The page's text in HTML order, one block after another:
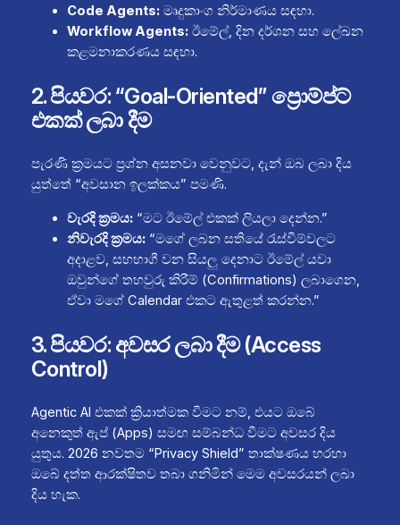
Code Agents:මෘදුකාංග නිර්මාණය සඳහා.
Workflow Agents:ඊමේල්, දින දර්ශන සහ ලේඛන
කළමනාකරණය සඳහා.
2. පියවර: “Goal-Oriented” ප්‍රොම්ප්ට්
එකක් ලබා දීම
පැරණි ක්‍රමයට ප්‍රශ්න අසනවා වෙනුවට, දැන් ඔබ ලබා දිය
යුත්තේ “අවසාන ඉලක්කය” පමණි.
වැරදි ක්‍රමය:“මට ඊමේල් එකක් ලියලා දෙන්න.”
නිවැරදි ක්‍රමය:“මගේ ලබන සතියේ රැස්වීම්වලට
අදාළව, සහභාගී වන සියලු දෙනාට ඊමේල් යවා
ඔවුන්ගේ තහවුරු කිරීම් (Confirmations) ලබාගෙන,
ඒවා මගේ Calendar එකට ඇතුළත් කරන්න.”
3. පියවර: අවසර ලබා දීම (Access
Control)
Agentic AI එකක් ක්‍රියාත්මක වීමට නම්, එයට ඔබේ
අනෙකුත් ඇප් (Apps) සමඟ සම්බන්ධ වීමට අවසර දිය
යුතුය. 2026 නවතම “Privacy Shield” තාක්ෂණය හරහා
ඔබේ දත්ත ආරක්ෂිතව තබා ගනිමින් මෙම අවසරයන් ලබා
දිය හැක.